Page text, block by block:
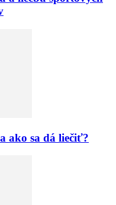
ako sa dá liečiť?